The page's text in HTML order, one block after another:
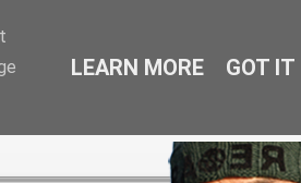
LEARN MORE GOT IT